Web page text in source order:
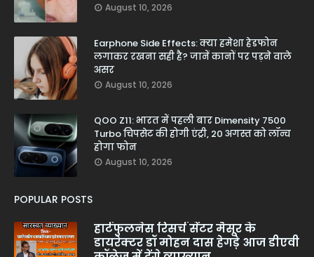
August 10, 2026
Earphone Side Effects: क्या हमेशा हेडफोन
लगाकर रखना सही है? जानें कानों पर पड़ने वाले
असर
August 10, 2026
QOO Z11: भारत में पहली बार Dimensity 7500
Turbo चिपसेट की होगी एंट्री, 20 अगस्त को लॉन्च
होगा फोन
August 10, 2026
POPULAR POSTS
हार्टफुलनेस रिसर्च सेंटर मैसूर के
डायरेक्टर डॉ मोहन दास हेगड़े आज डीएवी